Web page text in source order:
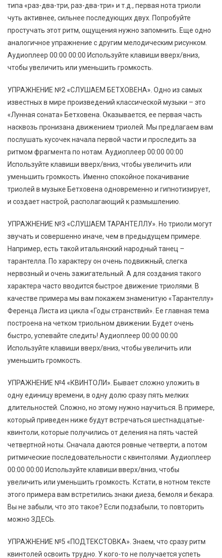
типа «раз-два-три, раз-два-три» и т.д., первая нота триоли
чуть активнее, сильнее последующих двух. Попробуйте
простучать этот ритм, ощущения нужно запомнить. Еще одно
аналогичное упражнение с другим мелодическим рисунком.
Аудиоплеер 00:00 00:00 Используйте клавиши вверх/вниз,
чтобы увеличить или уменьшить громкость.
УПРАЖНЕНИЕ №2 «СЛУШАЕМ БЕТХОВЕНА». Одно из самых
известных в мире произведений классической музыки – это
«Лунная соната» Бетховена. Оказывается, ее первая часть
насквозь пронизана движением триолей. Мы предлагаем вам
послушать кусочек начала первой части и проследить за
ритмом фрагмента по нотам. Аудиоплеер 00:00 00:00
Используйте клавиши вверх/вниз, чтобы увеличить или
уменьшить громкость. Именно спокойное покачивание
триолей в музыке Бетховена одновременно и гипнотизирует,
и создает настрой, располагающий к размышлению.
УПРАЖНЕНИЕ №3 «СЛУШАЕМ ТАРАНТЕЛЛУ». Но триоли могут
звучать и совершенно иначе, чем в предыдущем примере.
Например, есть такой итальянский народный танец –
тарантелла. По характеру он очень подвижный, слегка
нервозный и очень зажигательный. А для создания такого
характера часто вводится быстрое движение триолями. В
качестве примера мы вам покажем знаменитую «Тарантеллу»
Ференца Листа из цикла «Годы странствий». Ее главная тема
построена на четком триольном движении. Будет очень
быстро, успевайте следить! Аудиоплеер 00:00 00:00
Используйте клавиши вверх/вниз, чтобы увеличить или
уменьшить громкость.
УПРАЖНЕНИЕ №4 «КВИНТОЛИ». Бывает сложно уложить в
одну единицу времени, в одну долю сразу пять мелких
длительностей. Сложно, но этому нужно научиться. В примере,
который приведен ниже будут встречаться шестнадцатые-
квинтоли, которые получились от деления на пять частей
четвертной ноты. Сначала даются ровные четверти, а потом
ритмические последовательности с квинтолями. Аудиоплеер
00:00 00:00 Используйте клавиши вверх/вниз, чтобы
увеличить или уменьшить громкость. Кстати, в нотном тексте
этого примера вам встретились знаки диеза, бемоля и бекара.
Вы не забыли, что это такое? Если подзабыли, то повторить
можно ЗДЕСЬ.
УПРАЖНЕНИЕ №5 «ПОДТЕКСТОВКА». Знаем, что сразу ритм
квинтолей освоить трудно. У кого-то не получается успеть